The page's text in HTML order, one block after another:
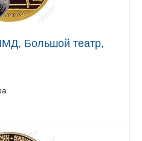
Большой театр,